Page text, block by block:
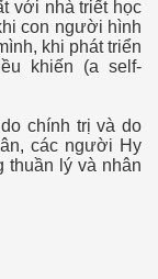
với nhà triết học
con người hình
khi phát triển
khiến (a self-
chính trị và do
các người Hy
thuần lý và nhân